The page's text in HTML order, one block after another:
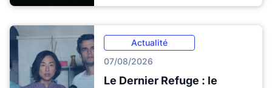
Actualité
07/08/2026
Le Dernier Refuge : le